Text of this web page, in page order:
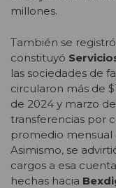
millones.
También se
constituyó
las sociedades de
circularon más de
de 2024 y marzo
transferencias por
promedio mensual
Asimismo, se
cargos a esa
hechas hacia